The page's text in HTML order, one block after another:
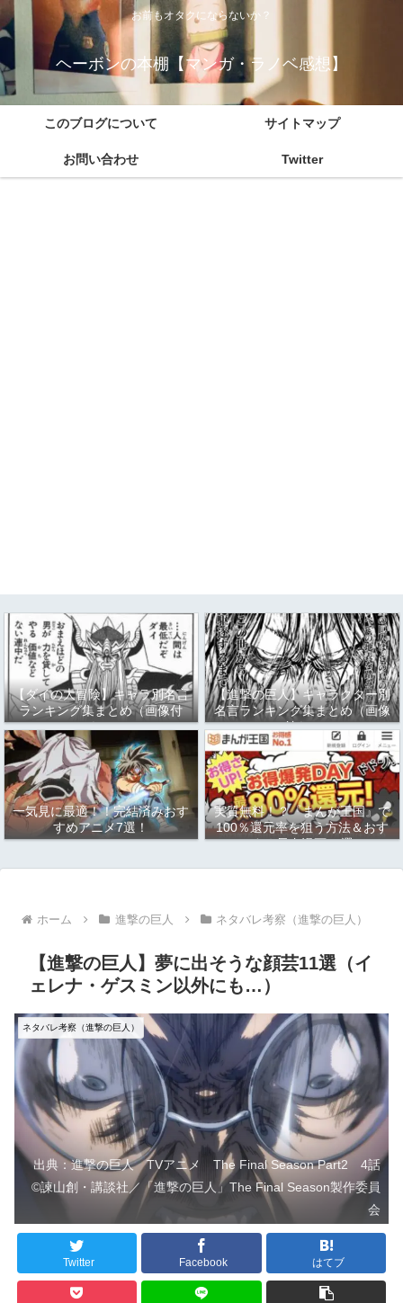
お前もオタクにならないか？
ヘーボンの本棚【マンガ・ラノベ感想】
このブログについて サイトマップ
お問い合わせ Twitter
【ダイの大冒険】キャラ別名言
ランキング集まとめ（画像付
き）
【進撃の巨人】キャラクター別
名言ランキング集まとめ（画像
付き）
一気見に最適！！完結済みおす
すめアニメ7選！
実質無料！？『まんが王国』で
100％還元率を狙う方法＆おす
すめ長寿漫画10選
ホーム 進撃の巨人 ネタバレ考察（進撃の巨人）
【進撃の巨人】夢に出そうな顔芸11選（イ
ェレナ・ゲスミン以外にも…）
ネタバレ考察（進撃の巨人）
出典：進撃の巨人 TVアニメ The Final Season Part2 4話
©諫山創・講談社／「進撃の巨人」The Final Season製作委員
会
Twitter Facebook はてブ